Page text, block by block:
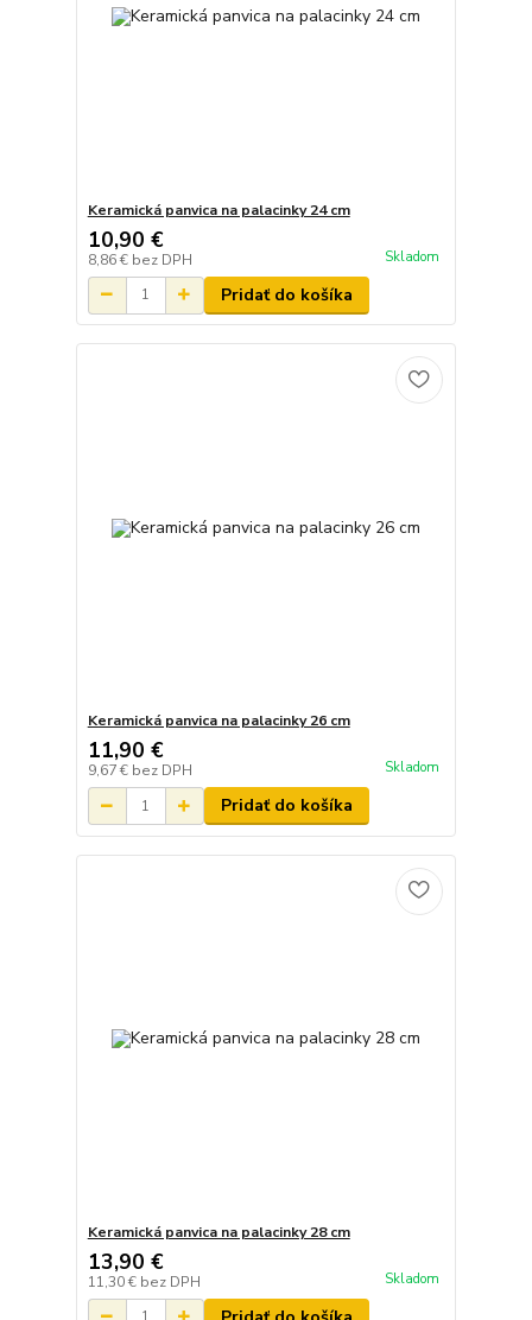
Keramická panvica na palacinky 24 cm
10,90 €
8,86 € bez DPH Skladom
Pridať do košíka
Keramická panvica na palacinky 26 cm
11,90 €
9,67 € bez DPH Skladom
Pridať do košíka
Keramická panvica na palacinky 28 cm
13,90 €
11,30 € bez DPH Skladom